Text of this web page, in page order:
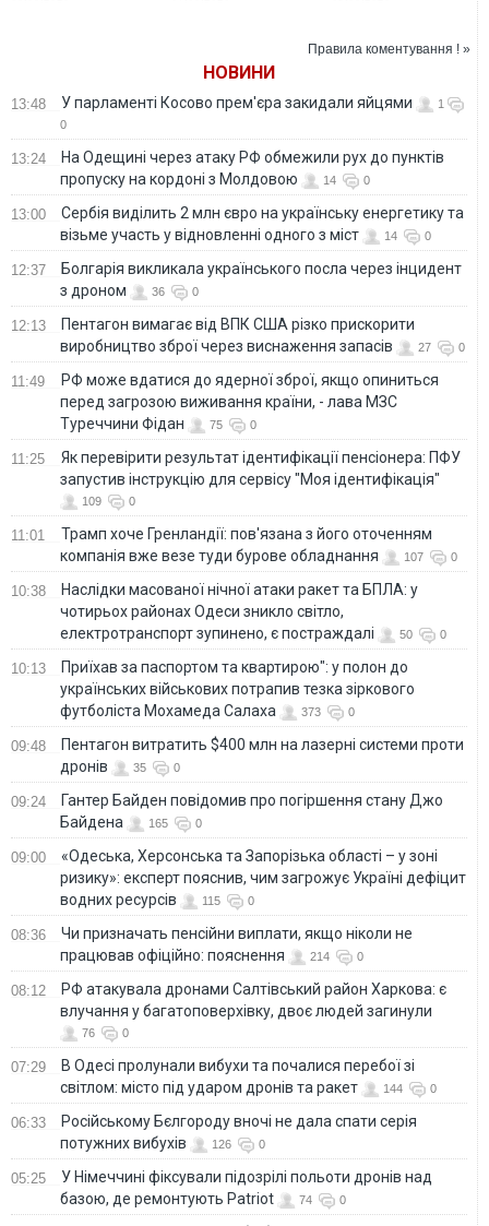
земель не
втручання у вибори
масштабної лісової
Правила коментування ! »
НОВИНИ
13:48 У парламенті Косово прем'єра закидали яйцями
1
0
13:24
На Одещині через атаку РФ обмежили рух до пунктів
пропуску на кордоні з Молдовою
14 0
13:00
Сербія виділить 2 млн євро на українську енергетику та
візьме участь у відновленні одного з міст
14 0
12:37
Болгарія викликала українського посла через інцидент
з дроном
36 0
12:13
Пентагон вимагає від ВПК США різко прискорити
виробництво зброї через виснаження запасів
27 0
11:49
РФ може вдатися до ядерної зброї, якщо опиниться
перед загрозою виживання країни, - лава МЗС
Туреччини Фідан
75 0
11:25
Як перевірити результат ідентифікації пенсіонера: ПФУ
запустив інструкцію для сервісу "Моя ідентифікація"
109 0
11:01
Трамп хоче Гренландії: пов'язана з його оточенням
компанія вже везе туди бурове обладнання
107 0
10:38
Наслідки масованої нічної атаки ракет та БПЛА: у
чотирьох районах Одеси зникло світло,
електротранспорт зупинено, є постраждалі
50 0
10:13
Приїхав за паспортом та квартирою": у полон до
українських військових потрапив тезка зіркового
футболіста Мохамеда Салаха
373 0
09:48
Пентагон витратить $400 млн на лазерні системи проти
дронів
35 0
09:24
Гантер Байден повідомив про погіршення стану Джо
Байдена
165 0
09:00
«Одеська, Херсонська та Запорізька області – у зоні
ризику»: експерт пояснив, чим загрожує Україні дефіцит
водних ресурсів
115 0
08:36
Чи призначать пенсійни виплати, якщо ніколи не
працював офіційно: пояснення
214 0
08:12
РФ атакувала дронами Салтівський район Харкова: є
влучання у багатоповерхівку, двоє людей загинули
76 0
07:29
В Одесі пролунали вибухи та почалися перебої зі
світлом: місто під ударом дронів та ракет
144 0
06:33
Російському Бєлгороду вночі не дала спати серія
потужних вибухів
126 0
05:25
У Німеччині фіксували підозрілі польоти дронів над
базою, де ремонтують Patriot
74 0